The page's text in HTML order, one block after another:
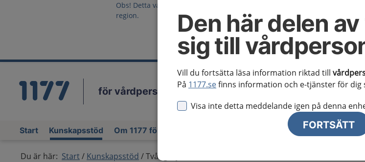
Den här delen
sig till
Vill du fortsätta läsa information riktad till
På 1177.sefinns information och e-tjänster för dig
Visa inte detta meddelande igen på denna
FORTSÄTT
Obs! Detta val innebär att du inte ser regionalt innehåll och viktig
region.
för vårdpersonal Välj region
Start Kunskapsstöd Om 1177 för vårdpersonal
Du är här: Start Kunskapsstöd Tvångssyndrom